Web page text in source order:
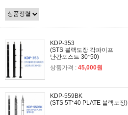
KDP-353
(STS 블랙도장 각파이프
난간포스트 30*50)
상품가격 : 45,000원
KDP-559BK
(STS 5T*40 PLATE 블랙도장)